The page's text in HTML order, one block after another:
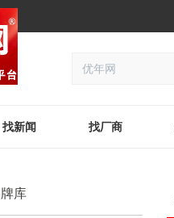
找新闻 找厂商
库